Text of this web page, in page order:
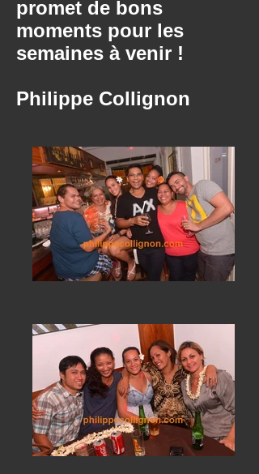
promet de bons
moments pour les
semaines à venir !
Philippe Collignon